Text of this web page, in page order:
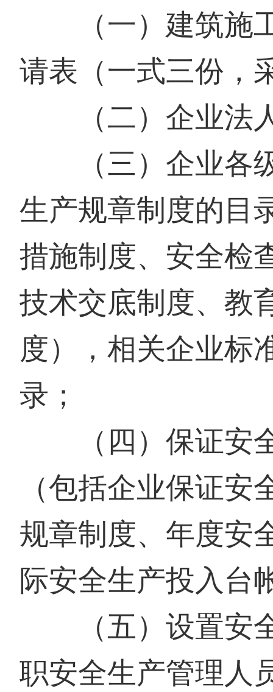
（一）建筑施
请表（一式三份，
（二）企业法
（三）企业各
生产规章制度的目
措施制度、安全检
技术交底制度、教
度），相关企业标
录；
（四）保证安
（包括企业保证
规章制度、年度安
际安全生产投入台
（五）设置安
职安全生产管理人